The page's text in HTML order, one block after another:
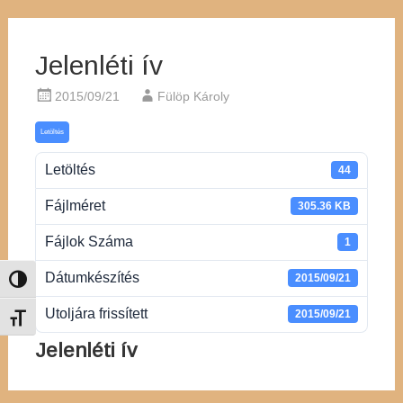
Nagy kontraszt váltása
Betűméret váltása
Jelenléti ív
2015/09/21 Fülöp Károly
Letöltés
Letöltés 44
Fájlméret 305.36 KB
Fájlok Száma 1
Dátumkészítés 2015/09/21
Utoljára frissített 2015/09/21
Jelenléti ív